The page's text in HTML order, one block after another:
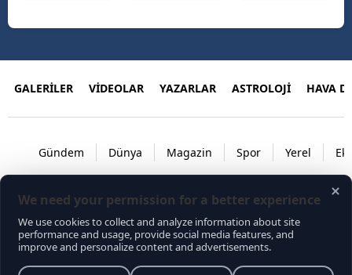
GALERİLER VİDEOLAR YAZARLAR ASTROLOJİ HAVA
Gündem Dünya Magazin Spor Yerel